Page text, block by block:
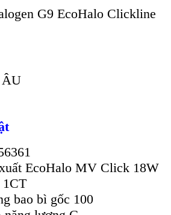
G9 EcoHalo Clickline
EcoHalo MV Click 18W
bao bì gốc 100